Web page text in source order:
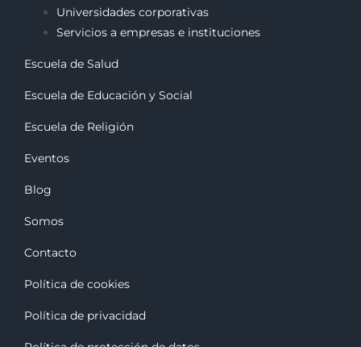
Universidades corporativas
Servicios a empresas e instituciones
Escuela de Salud
Escuela de Educación y Social
Escuela de Religión
Eventos
Blog
Somos
Contacto
Política de cookies
Política de privacidad